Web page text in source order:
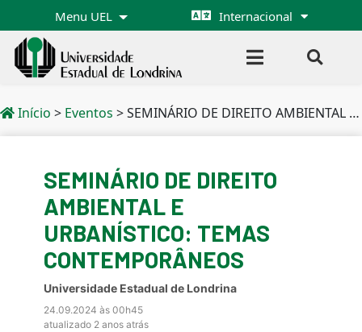
Menu UEL Internacional
Início > Eventos >SEMINÁRIO DE DIREITO AMBIENTAL E URBANÍSTICO: TEMAS CONTEMPORÂNEOS
SEMINÁRIO DE DIREITO
AMBIENTAL E
URBANÍSTICO: TEMAS
CONTEMPORÂNEOS
Universidade Estadual de Londrina
24.09.2024 às 00h45
atualizado 2 anos atrás